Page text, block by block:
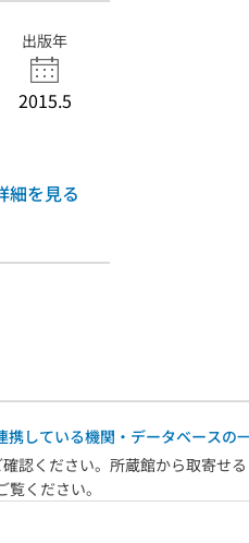
出版年
2015.5
細を見る
携している機関・データベースの
認ください。所蔵館から取寄せ
覧ください。